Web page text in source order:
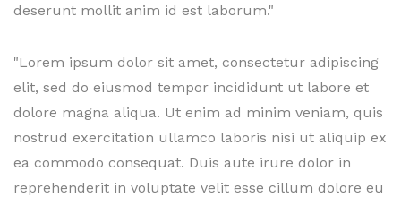
deserunt mollit anim id est laborum."
"Lorem ipsum dolor sit amet, consectetur adipiscing
elit, sed do eiusmod tempor incididunt ut labore et
dolore magna aliqua. Ut enim ad minim veniam, quis
nostrud exercitation ullamco laboris nisi ut aliquip ex
ea commodo consequat. Duis aute irure dolor in
reprehenderit in voluptate velit esse cillum dolore eu